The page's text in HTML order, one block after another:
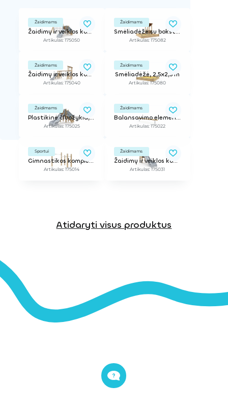
Žaidimams
Žaidimų ir veiklos kompleksas
Artikulas: 175050
Žaidimams
Smėliadėžė su bokšteliu, 2,6x2,6 m
Artikulas: 175082
Žaidimams
Žaidimų ir veiklos kompleksas
Artikulas: 175040
Žaidimams
Smėliadėžė, 2,5x2,5 m
Artikulas: 175080
Žaidimams
Plastikinė čiuožykla, h-0,87 m
Artikulas: 175025
Žaidimams
Balansavimo elementas
Artikulas: 175022
Sportui
Gimnastikos kompleksas
Artikulas: 175014
Žaidimams
Žaidimų ir veiklos kompleksas
Artikulas: 175031
Atidaryti visus produktus